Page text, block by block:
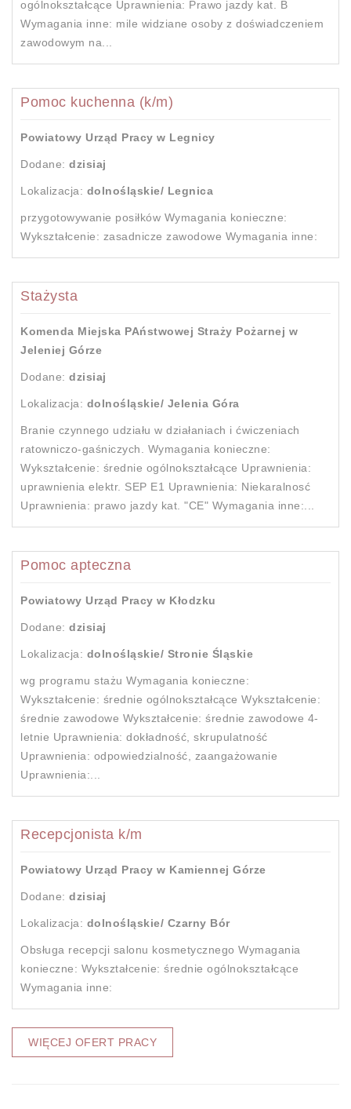
ogólnokształcące Uprawnienia: Prawo jazdy kat. B
Wymagania inne: mile widziane osoby z doświadczeniem
zawodowym na...
Pomoc kuchenna (k/m)
Powiatowy Urząd Pracy w Legnicy
Dodane: dzisiaj
Lokalizacja: dolnośląskie/ Legnica
przygotowywanie posiłków Wymagania konieczne:
Wykształcenie: zasadnicze zawodowe Wymagania inne:
Stażysta
Komenda Miejska PAństwowej Straży Pożarnej w
Jeleniej Górze
Dodane: dzisiaj
Lokalizacja: dolnośląskie/ Jelenia Góra
Branie czynnego udziału w działaniach i ćwiczeniach
ratowniczo-gaśniczych. Wymagania konieczne:
Wykształcenie: średnie ogólnokształcące Uprawnienia:
uprawnienia elektr. SEP E1 Uprawnienia: Niekaralnosć
Uprawnienia: prawo jazdy kat. "CE" Wymagania inne:...
Pomoc apteczna
Powiatowy Urząd Pracy w Kłodzku
Dodane: dzisiaj
Lokalizacja: dolnośląskie/ Stronie Śląskie
wg programu stażu Wymagania konieczne:
Wykształcenie: średnie ogólnokształcące Wykształcenie:
średnie zawodowe Wykształcenie: średnie zawodowe 4-
letnie Uprawnienia: dokładność, skrupulatność
Uprawnienia: odpowiedzialność, zaangażowanie
Uprawnienia:...
Recepcjonista k/m
Powiatowy Urząd Pracy w Kamiennej Górze
Dodane: dzisiaj
Lokalizacja: dolnośląskie/ Czarny Bór
Obsługa recepcji salonu kosmetycznego Wymagania
konieczne: Wykształcenie: średnie ogólnokształcące
Wymagania inne:
WIĘCEJ OFERT PRACY